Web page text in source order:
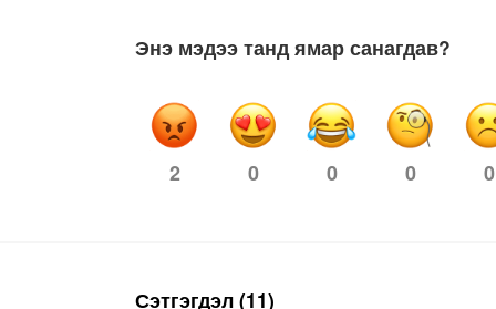
Энэ мэдээ танд ямар санагдав?
2 0 0 0 0
Сэтгэгдэл (11)